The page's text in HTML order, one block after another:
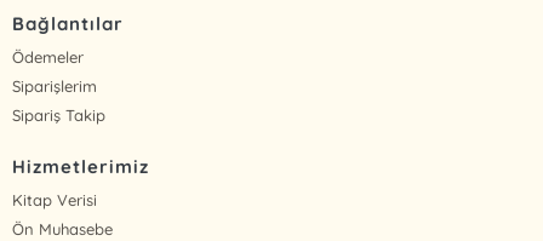
Bağlantılar
Ödemeler
Siparişlerim
Sipariş Takip
Hizmetlerimiz
Kitap Verisi
Ön Muhasebe